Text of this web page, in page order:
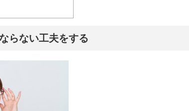
らない工夫をする